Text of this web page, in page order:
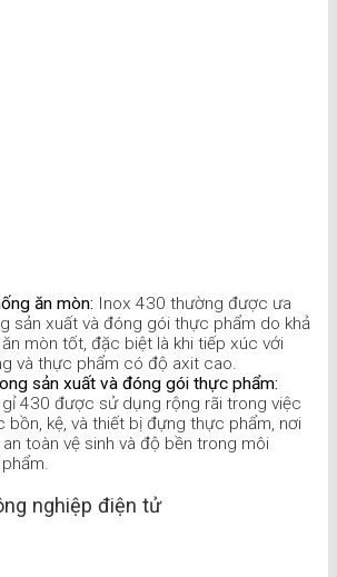
ăn mòn: Inox 430 thường được ưa
sản xuất và đóng gói thực phẩm do khả
mòn tốt, đặc biệt là khi tiếp xúc với
và thực phẩm có độ axit cao.
sản xuất và đóng gói thực phẩm:
430 được sử dụng rộng rãi trong việc
bồn, kệ, và thiết bị đựng thực phẩm, nơi
toàn vệ sinh và độ bền trong môi
nghiệp điện tử